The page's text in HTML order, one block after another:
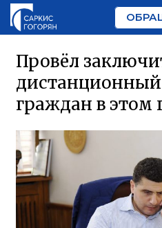
Провёл
граждан в этом